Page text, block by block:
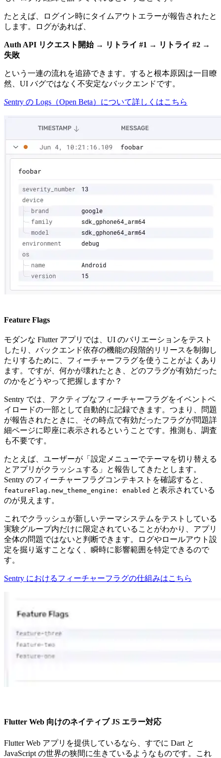
たとえば、ログイン時にタイムアウトエラーが報告されたと
します。ログがあれば、
Auth API リクエスト開始 → リトライ #1 → リトライ #2 →
失敗
という一連の流れを追跡できます。すると根本原因は一目瞭
然、UI バグではなく不安定なバックエンドです。
Sentry の Logs（Open Beta）について詳しくはこちら
Feature Flags
モダンな Flutter アプリでは、UI のバリエーションをテスト
したり、バックエンド依存の機能の段階的リリースを制御し
たりするために、フィーチャーフラグを使うことがよくあり
ます。ですが、何かが壊れたとき、どのフラグが有効だった
のかをどうやって把握しますか？
Sentry では、アクティブなフィーチャーフラグをイベントペ
イロードの一部として自動的に記録できます。つまり、問題
が報告されたときに、その時点で有効だったフラグが問題詳
細ページに即座に表示されるということです。推測も、調査
も不要です。
たとえば、ユーザーが「設定メニューでテーマを切り替える
とアプリがクラッシュする」と報告してきたとします。
Sentry のフィーチャーフラグコンテキストを確認すると、
featureFlag.new_theme_engine: enabled と表示されている
のが見えます。
これでクラッシュが新しいテーマシステムをテストしている
実験グループ内だけに限定されていることがわかり、アプリ
全体の問題ではないと判断できます。ログやロールアウト設
定を掘り返すことなく、瞬時に影響範囲を特定できるので
す。
Sentry におけるフィーチャーフラグの仕組みはこちら
Flutter Web 向けのネイティブ JS エラー対応
Flutter Web アプリを提供しているなら、すでに Dart と
JavaScript の世界の狭間に生きているようなものです。これ